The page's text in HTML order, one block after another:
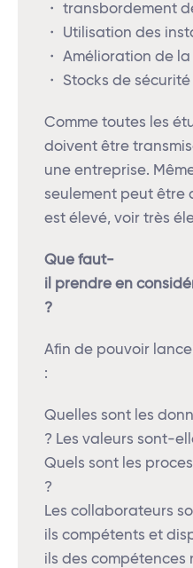
・ transbordement
・ Utilisation des
・ Amélioration de
・ Stocks de sécurité
Comme toutes les
doivent être
une entreprise.
seulement peut être
est élevé, voir très
Que faut-
il prendre en
?
Afin de pouvoir
:
Quelles sont les
? Les valeurs sont-
Quels sont les
?
Les collaborateurs
ils compétents et
ils des compétences